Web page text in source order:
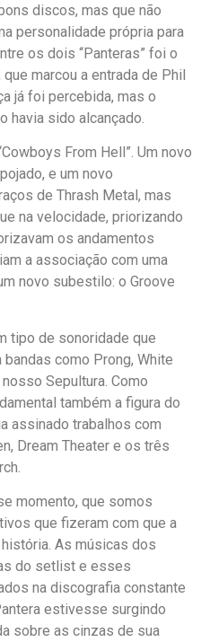
discos, mas que não
personalidade própria para
os dois “Panteras” foi o
marcou a entrada de Phil
já foi percebida, mas o
havia sido alcançado.
From Hell”. Um novo
e um novo
de Thrash Metal, mas
na velocidade, priorizando
os andamentos
a associação com uma
novo subestilo: o Groove
tipo de sonoridade que
como Prong, White
Sepultura. Como
também a figura do
assinado trabalhos com
Dream Theater e os três
momento, que somos
que fizeram com que a
As músicas dos
do setlist e esses
na discografia constante
estivesse surgindo
sobre as cinzas de sua